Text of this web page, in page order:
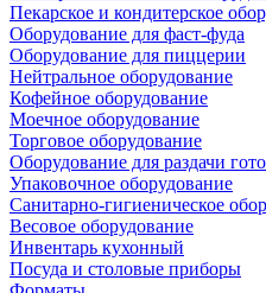
Пекарское и кондитерское
Оборудование для фаст-фуда
Оборудование для пиццерии
Нейтральное оборудование
Кофейное оборудование
Моечное оборудование
Торговое оборудование
Оборудование для раздачи
Упаковочное оборудование
Санитарно-гигиеническое
Весовое оборудование
Инвентарь кухонный
Посуда и столовые приборы